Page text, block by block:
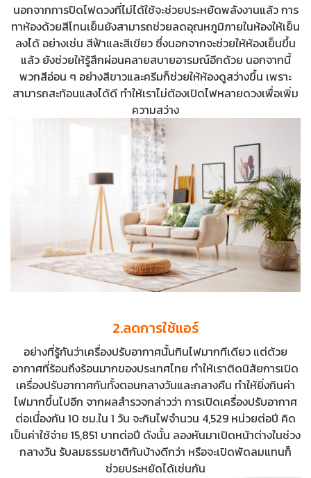
นอกจากการปิดไฟดวงที่ไม่ได้ใช้จะช่วยประหยัดพลังงานแล้ว การ
ทาห้องด้วยสีโทนเย็นยังสามารถช่วยลดอุณหภูมิภายในห้องให้เย็น
ลงได้ อย่างเช่น สีฟ้าและสีเขียว ซึ่งนอกจากจะช่วยให้ห้องเย็นขึ้น
แล้ว ยังช่วยให้รู้สึกผ่อนคลายสบายอารมณ์อีกด้วย นอกจากนี้
พวกสีอ่อน ๆ อย่างสีขาวและครีมก็ช่วยให้ห้องดูสว่างขึ้น เพราะ
สามารถสะท้อนแสงได้ดี ทำให้เราไม่ต้องเปิดไฟหลายดวงเพื่อเพิ่ม
ความสว่าง
2.ลดการใช้แอร์
อย่างที่รู้กันว่าเครื่องปรับอากาศนั้นกินไฟมากทีเดียว แต่ด้วย
อากาศที่ร้อนถึงร้อนมากของประเทศไทย ทำให้เราติดนิสัยการเปิด
เครื่องปรับอากาศกันทั้งตอนกลางวันและกลางคืน ทำให้ยิ่งกินค่า
ไฟมากขึ้นไปอีก จากผลสำรวจกล่าวว่า การเปิดเครื่องปรับอากาศ
ต่อเนื่องกัน 10 ชม.ใน 1 วัน จะกินไฟจำนวน 4,529 หน่วยต่อปี คิด
เป็นค่าใช้จ่าย 15,851 บาทต่อปี ดังนั้น ลองหันมาเปิดหน้าต่างในช่วง
กลางวัน รับลมธรรมชาติกันบ้างดีกว่า หรือจะเปิดพัดลมแทนก็
ช่วยประหยัดได้เช่นกัน